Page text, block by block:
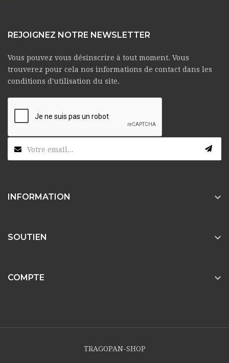
REJOIGNEZ NOTRE NEWSLETTER
Vous pouvez vous désinscrire à tout moment. Vous
trouverez pour cela nos informations de contact dans les
conditions d'utilisation du site.
INFORMATION 
SOUTIEN 
COMPTE 
TRAGOPAN-SHOP